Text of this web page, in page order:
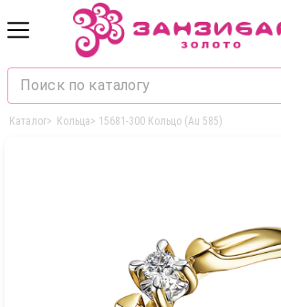
Каталог> Кольца> 15681-300 Кольцо (Au 585)